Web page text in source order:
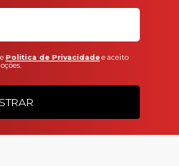
ePolitica de Privacidadee aceito